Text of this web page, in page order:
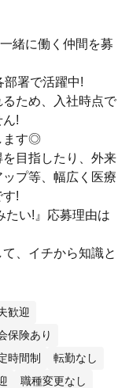
緒に働く仲間を募
署で活躍中!
ため、入社時点で
!
ます◎
目指したり、外来
プ等、幅広く医療
!
たい!』応募理由は
、イチから知識と
歓迎
保険あり
時間制
転勤なし
職種変更なし